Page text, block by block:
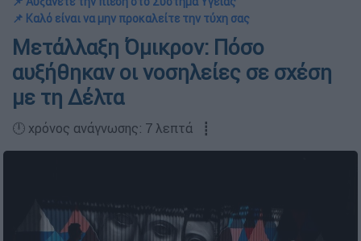
📌 Καλό είναι να μην προκαλείτε την τύχη σας
Μετάλλαξη Όμικρον: Πόσο
αυξήθηκαν οι νοσηλείες σε σχέση
με τη Δέλτα
🕛 χρόνος ανάγνωσης: 7 λεπτά ┋